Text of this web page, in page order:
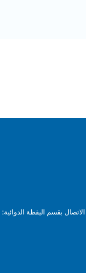
بقسم اليقظة الدوائية: